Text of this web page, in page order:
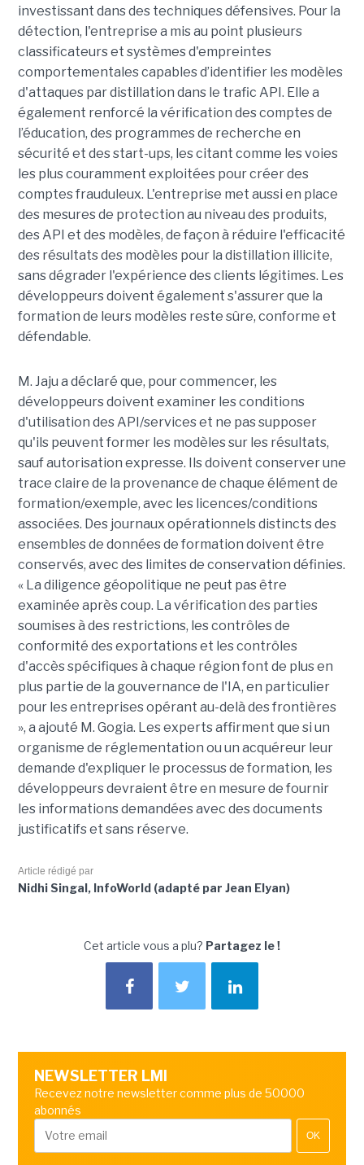
investissant dans des techniques défensives. Pour la
détection, l'entreprise a mis au point plusieurs
classificateurs et systèmes d'empreintes
comportementales capables d’identifier les modèles
d'attaques par distillation dans le trafic API. Elle a
également renforcé la vérification des comptes de
l’éducation, des programmes de recherche en
sécurité et des start-ups, les citant comme les voies
les plus couramment exploitées pour créer des
comptes frauduleux. L'entreprise met aussi en place
des mesures de protection au niveau des produits,
des API et des modèles, de façon à réduire l'efficacité
des résultats des modèles pour la distillation illicite,
sans dégrader l'expérience des clients légitimes. Les
développeurs doivent également s'assurer que la
formation de leurs modèles reste sûre, conforme et
défendable.
M. Jaju a déclaré que, pour commencer, les
développeurs doivent examiner les conditions
d'utilisation des API/services et ne pas supposer
qu'ils peuvent former les modèles sur les résultats,
sauf autorisation expresse. Ils doivent conserver une
trace claire de la provenance de chaque élément de
formation/exemple, avec les licences/conditions
associées. Des journaux opérationnels distincts des
ensembles de données de formation doivent être
conservés, avec des limites de conservation définies.
« La diligence géopolitique ne peut pas être
examinée après coup. La vérification des parties
soumises à des restrictions, les contrôles de
conformité des exportations et les contrôles
d'accès spécifiques à chaque région font de plus en
plus partie de la gouvernance de l'IA, en particulier
pour les entreprises opérant au-delà des frontières
», a ajouté M. Gogia. Les experts affirment que si un
organisme de réglementation ou un acquéreur leur
demande d'expliquer le processus de formation, les
développeurs devraient être en mesure de fournir
les informations demandées avec des documents
justificatifs et sans réserve.
Article rédigé par
Nidhi Singal, InfoWorld (adapté par Jean Elyan)
Cet article vous a plu? Partagez le !
NEWSLETTER LMI
Recevez notre newsletter comme plus de 50000
abonnés
OK